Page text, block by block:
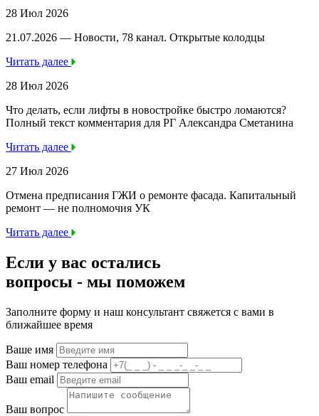
28 Июл 2026
21.07.2026 — Новости, 78 канал. Открытые колодцы
Читать далее
28 Июл 2026
Что делать, если лифты в новостройке быстро ломаются?
Полный текст комментария для РГ Александра Сметанина
Читать далее
27 Июл 2026
Отмена предписания ГЖИ о ремонте фасада. Капитальный
ремонт — не полномочия УК
Читать далее
Если у вас остались
вопросы - мы поможем
Заполните форму и наш консультант свяжется с вами в
ближайшее время
Ваше имя
Ваш номер телефона
Ваш email
Ваш вопрос